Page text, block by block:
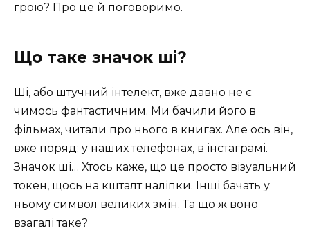
грою? Про це й поговоримо.
Що таке значок ші?
Ші, або штучний інтелект, вже давно не є
чимось фантастичним. Ми бачили його в
фільмах, читали про нього в книгах. Але ось він,
вже поряд: у наших телефонах, в інстаграмі.
Значок ші… Хтось каже, що це просто візуальний
токен, щось на кшталт наліпки. Інші бачать у
ньому символ великих змін. Та що ж воно
взагалі таке?